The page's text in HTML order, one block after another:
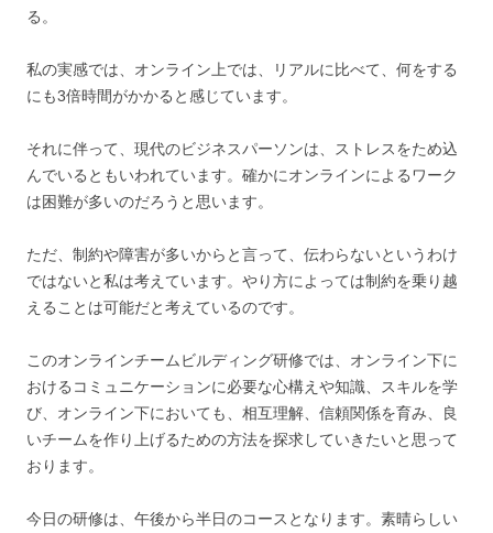
る。
私の実感では、オンライン上では、リアルに比べて、何をする
にも3倍時間がかかると感じています。
それに伴って、現代のビジネスパーソンは、ストレスをため込
んでいるともいわれています。確かにオンラインによるワーク
は困難が多いのだろうと思います。
ただ、制約や障害が多いからと言って、伝わらないというわけ
ではないと私は考えています。やり方によっては制約を乗り越
えることは可能だと考えているのです。
このオンラインチームビルディング研修では、オンライン下に
おけるコミュニケーションに必要な心構えや知識、スキルを学
び、オンライン下においても、相互理解、信頼関係を育み、良
いチームを作り上げるための方法を探求していきたいと思って
おります。
今日の研修は、午後から半日のコースとなります。素晴らしい